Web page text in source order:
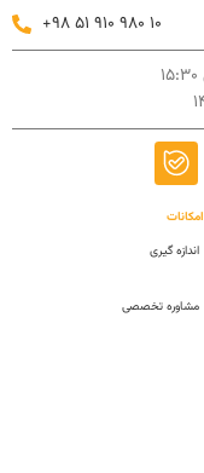
+98 51 910 980 10
امکانات
اندازه گیری
مشاوره تخصصی